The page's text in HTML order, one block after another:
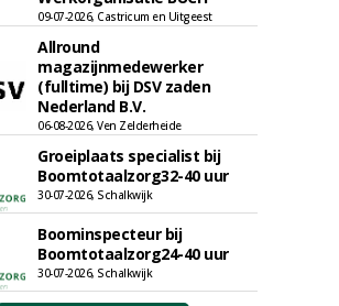
09-07-2026, Castricum en Uitgeest
Allround
magazijnmedewerker
(fulltime) bij DSV zaden
Nederland B.V.
06-08-2026, Ven Zelderheide
Groeiplaats specialist bij
Boomtotaalzorg32-40 uur
30-07-2026, Schalkwijk
Boominspecteur bij
Boomtotaalzorg24-40 uur
30-07-2026, Schalkwijk